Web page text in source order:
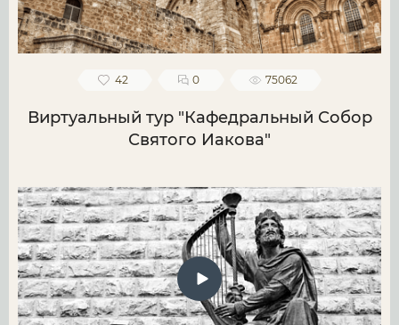
42 0 75062
Виртуальный тур "Кафедральный Собор
Святого Иакова"